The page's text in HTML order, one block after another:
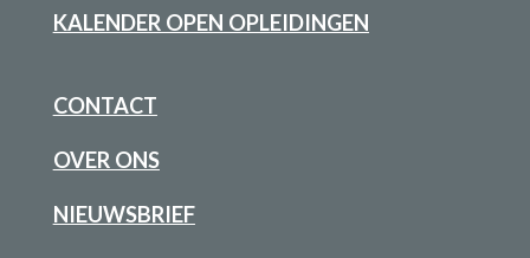
KALENDER OPEN OPLEIDINGEN
CONTACT
OVER ONS
NIEUWSBRIEF